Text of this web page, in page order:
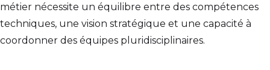
métier nécessite un équilibre entre des compétences
techniques, une vision stratégique et une capacité à
coordonner des équipes pluridisciplinaires.